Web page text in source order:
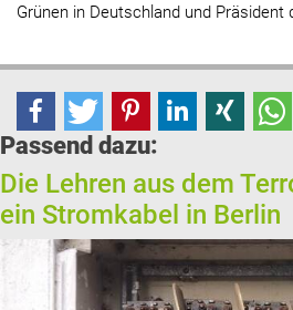
Grünen in Deutschland und Präsident
Passend dazu:
Die Lehren aus dem
ein Stromkabel in Berlin